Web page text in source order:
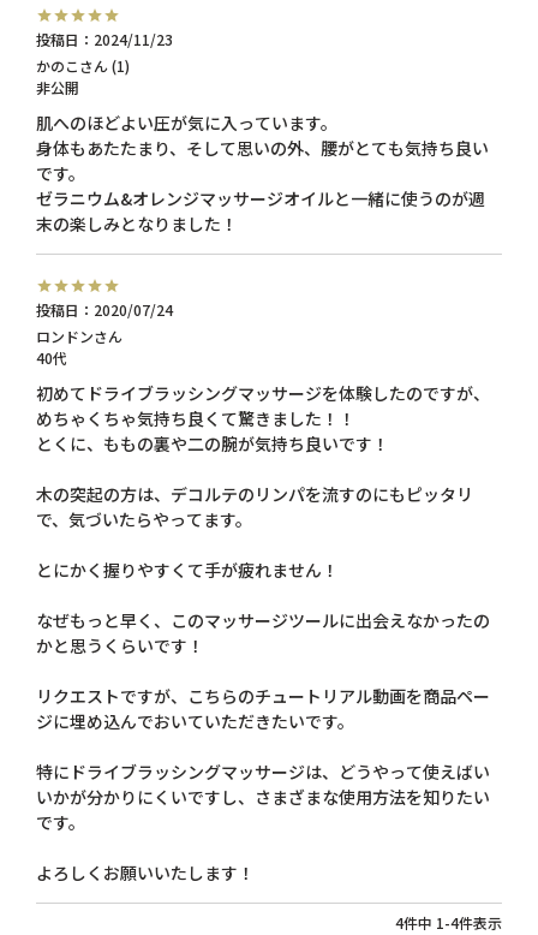
かのこ
1
非公開
投稿日 2024/11/23
肌へのほどよい圧が気に入っています。
身体もあたたまり、そして思いの外、腰がとても気持ち良い
です。
ゼラニウム&オレンジマッサージオイルと一緒に使うのが週
末の楽しみとなりました！
ロンドン
40代
投稿日 2020/07/24
初めてドライブラッシングマッサージを体験したのですが、
めちゃくちゃ気持ち良くて驚きました！！
とくに、ももの裏や二の腕が気持ち良いです！
木の突起の方は、デコルテのリンパを流すのにもピッタリ
で、気づいたらやってます。
とにかく握りやすくて手が疲れません！
なぜもっと早く、このマッサージツールに出会えなかったの
かと思うくらいです！
リクエストですが、こちらのチュートリアル動画を商品ペー
ジに埋め込んでおいていただきたいです。
特にドライブラッシングマッサージは、どうやって使えばい
いかが分かりにくいですし、さまざまな使用方法を知りたい
です。
よろしくお願いいたします！
4件中 1-4件表示